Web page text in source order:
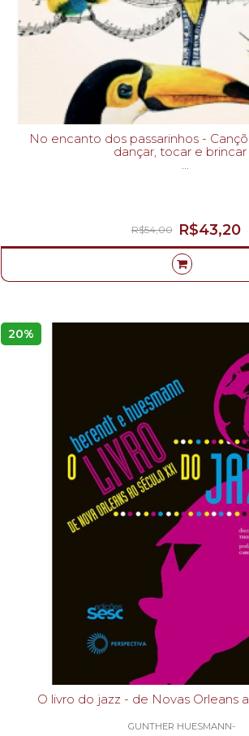
No encanto dos passarinhos - Canções para cantar,
dançar, tocar e brincar
R$43,20
R$54,00
20%
O livro do jazz - de Novas
GUNTHER HUESMANN-